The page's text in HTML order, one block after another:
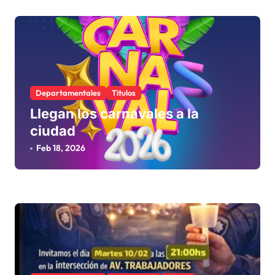
a
sDepartamentales Titulos
Llegan los carnavales a la
ciudad
Feb 18, 2026